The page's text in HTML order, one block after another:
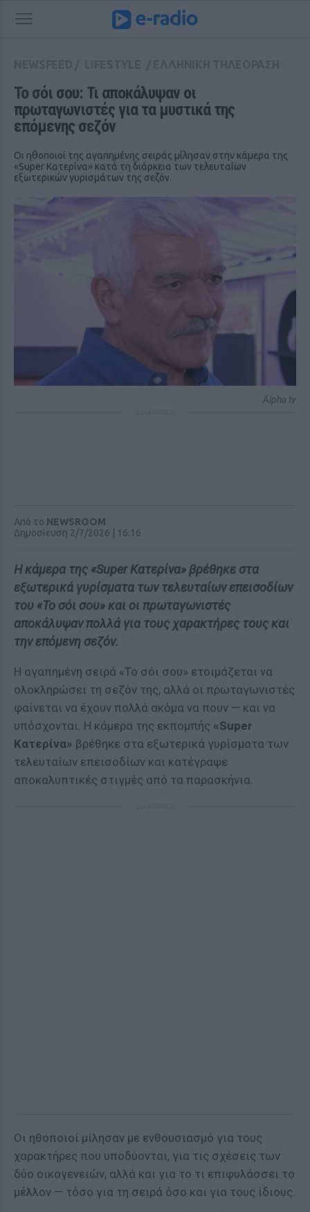
Το σόι σου: Τι αποκάλυψαν οι
πρωταγωνιστές για τα μυστικά της
επόμενης σεζόν
Οι ηθοποιοί της αγαπημένης σειράς μίλησαν στην κάμερα της
«Super Κατερίνα» κατά τη διάρκεια των τελευταίων
εξωτερικών γυρισμάτων της σεζόν.
Alpha tv
Από το NEWSROOM
Δημοσίευση 2/7/2026 | 16:16
Η κάμερα της «Super Κατερίνα» βρέθηκε στα
εξωτερικά γυρίσματα των τελευταίων επεισοδίων
του «Το σόι σου» και οι πρωταγωνιστές
αποκάλυψαν πολλά για τους χαρακτήρες τους και
την επόμενη σεζόν.
Η αγαπημένη σειρά «Το σόι σου» ετοιμάζεται να
ολοκληρώσει τη σεζόν της, αλλά οι πρωταγωνιστές
φαίνεται να έχουν πολλά ακόμα να πουν — και να
υπόσχονται. Η κάμερα της εκπομπής «Super
Κατερίνα» βρέθηκε στα εξωτερικά γυρίσματα των
τελευταίων επεισοδίων και κατέγραψε
αποκαλυπτικές στιγμές από τα παρασκήνια.
Οι ηθοποιοί μίλησαν με ενθουσιασμό για τους
χαρακτήρες που υποδύονται, για τις σχέσεις των
δύο οικογενειών, αλλά και για το τι επιφυλάσσει το
μέλλον — τόσο για τη σειρά όσο και για τους ίδιους.